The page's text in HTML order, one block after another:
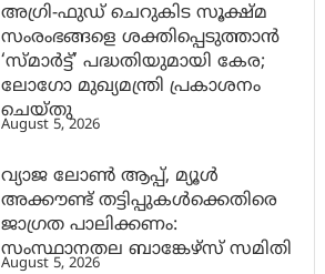
അഗ്രി-ഫുഡ് ചെറുകിട സൂക്ഷ്മ
സംരംഭങ്ങളെ ശക്തിപ്പെടുത്താന്‍
‘സ്മാര്‍ട്ട്’ പദ്ധതിയുമായി കേര;
ലോഗോ മുഖ്യമന്ത്രി പ്രകാശനം
ചെയ്തു
August 5, 2026
വ്യാജ ലോൺ ആപ്പ്, മ്യൂൾ
അക്കൗണ്ട് തട്ടിപ്പുകൾക്കെതിരെ
ജാ​ഗ്രത പാലിക്കണം:
സംസ്ഥാനതല ബാങ്കേഴ്സ് സമിതി
August 5, 2026